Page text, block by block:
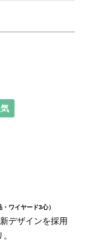
・ワイヤード3心）
デザインを採用